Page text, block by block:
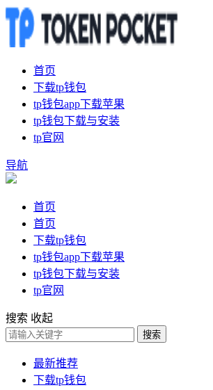
首页
下载tp钱包
tp钱包app下载苹果
tp钱包下载与安装
tp官网
导航
首页
首页
下载tp钱包
tp钱包app下载苹果
tp钱包下载与安装
tp官网
搜索 收起
搜索
最新推荐
下载tp钱包